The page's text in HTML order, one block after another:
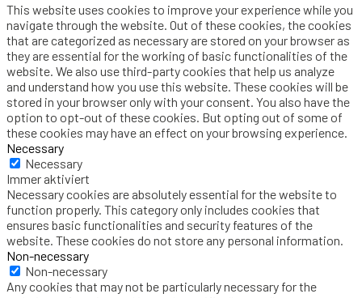
This website uses cookies to improve your experience while you
navigate through the website. Out of these cookies, the cookies
that are categorized as necessary are stored on your browser as
they are essential for the working of basic functionalities of the
website. We also use third-party cookies that help us analyze
and understand how you use this website. These cookies will be
stored in your browser only with your consent. You also have the
option to opt-out of these cookies. But opting out of some of
these cookies may have an effect on your browsing experience.
Necessary
Necessary
Immer aktiviert
Necessary cookies are absolutely essential for the website to
function properly. This category only includes cookies that
ensures basic functionalities and security features of the
website. These cookies do not store any personal information.
Non-necessary
Non-necessary
Any cookies that may not be particularly necessary for the